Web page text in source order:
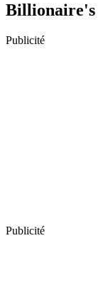
Billionaire's
Publicité
Publicité